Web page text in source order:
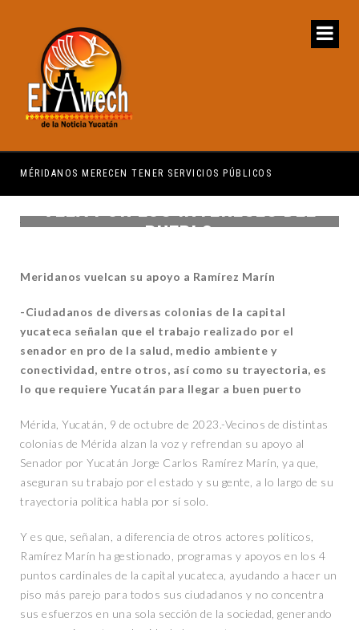
MÉRIDANOS MERECEN TENER SERVICIOS PÚBLICOS
VELA POR LOS INTERESES DEL
PUEBLO
Meridanos vuelcan su apoyo a Ramírez Marín
-Ciudadanos de diversas colonias de la capital
yucateca señalan que el trabajo realizado por el
senador en pro de la salud, medio ambiente y
conectividad, entre otros, así como su trayectoria, es
lo que requiere Yucatán para llegar a buen puerto
Mérida, Yucatán, 9 de octubre de 2023.-Vecinos de distintas
colonias de Mérida alzan la voz y refrendan su apoyo al
Senador por Yucatán Jorge Carlos Ramírez Marín, ya que,
aseguran su trabajo por el estado y su gente, a lo largo de su
trayectoria política habla por sí solo.
Y es que, señalan, a diferencia de otros actores políticos,
Ramírez Marín ha gestionado, programas y apoyos en los 4
puntos cardinales de la capital yucateca, ayudando a hacer un
piso más parejo para todos sus ciudadanos y no concentra
sus esfuerzos en una sola sección de la sociedad, generando